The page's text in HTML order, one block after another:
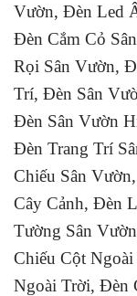
Vườn, Đèn Led
Đèn Cắm Cỏ
Rọi Sân Vườn,
Trí, Đèn Sân
Đèn Sân Vườn
Đèn Trang Trí
Chiếu Sân
Cây Cảnh, Đèn
Tường Sân
Chiếu Cột
Ngoài Trời, Đèn